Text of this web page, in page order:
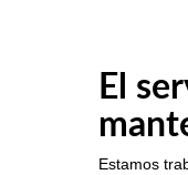
El
Estamos